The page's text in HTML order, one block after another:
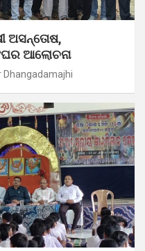
ଅସନ୍ତୋଷ,
ଆଲୋଚନା
Dhangadamajhi